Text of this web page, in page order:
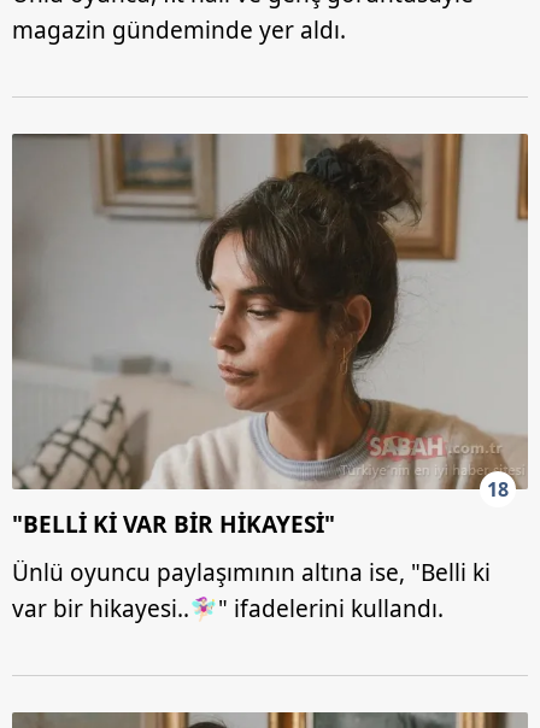
magazin gündeminde yer aldı.
18
"BELLİ Kİ VAR BİR HİKAYESİ"
Ünlü oyuncu paylaşımının altına ise, "Belli ki
var bir hikayesi..🧚🏻‍♀️" ifadelerini kullandı.